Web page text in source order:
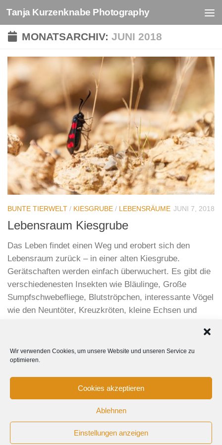
Wir verwenden Cookies, um unsere Website und unseren Service zu
optimieren.
Cookies akzeptieren
Ablehnen
Einstellungen anzeigen
Zum Inhalt springen
Tanja Kurzenknabe Photography
MONATSARCHIV: JUNI 2018
BUNTE TIERWELT / KIESGRUBE / LEBENSRÄUME JUNI 7, 2018
Lebensraum Kiesgrube
Das Leben findet einen Weg und erobert sich den
Lebensraum zurück – in einer alten Kiesgrube.
Gerätschaften werden einfach überwuchert. Es gibt die
verschiedenesten Insekten wie Bläulinge, Große
Sumpfschwebefliege, Blutströpchen, interessante Vögel
wie den Neuntöter, Kreuzkröten, kleine Echsen und
Reserved.